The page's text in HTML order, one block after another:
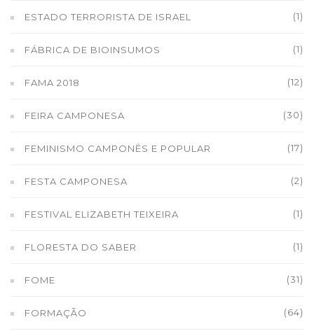
ESTADO TERRORISTA DE ISRAEL (1)
FÁBRICA DE BIOINSUMOS (1)
FAMA 2018 (12)
FEIRA CAMPONESA (30)
FEMINISMO CAMPONÊS E POPULAR (17)
FESTA CAMPONESA (2)
FESTIVAL ELIZABETH TEIXEIRA (1)
FLORESTA DO SABER (1)
FOME (31)
FORMAÇÃO (64)